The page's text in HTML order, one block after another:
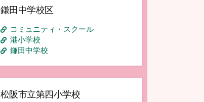
イ
ブ
鎌田中学校区
コミュニティ・スクール
港小学校
鎌田中学校
松阪市立第四小学校